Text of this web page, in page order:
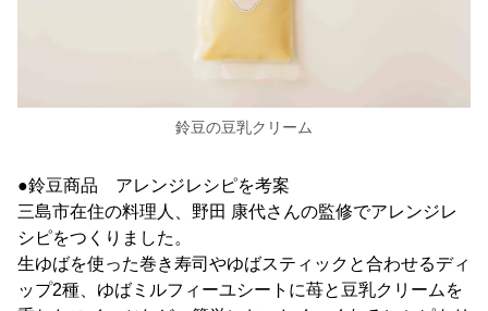
鈴豆の豆乳クリーム
●鈴豆商品 アレンジレシピを考案
三島市在住の料理人、野田 康代さんの監修でアレンジレ
シピをつくりました。
生ゆばを使った巻き寿司やゆばスティックと合わせるディ
ップ2種、ゆばミルフィーユシートに苺と豆乳クリームを